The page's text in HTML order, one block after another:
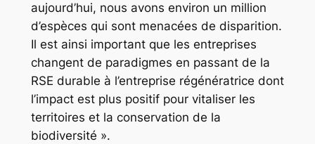
aujourd’hui, nous avons environ un million
d’espèces qui sont menacées de disparition.
Il est ainsi important que les entreprises
changent de paradigmes en passant de la
RSE durable à l’entreprise régénératrice dont
l’impact est plus positif pour vitaliser les
territoires et la conservation de la
biodiversité ».